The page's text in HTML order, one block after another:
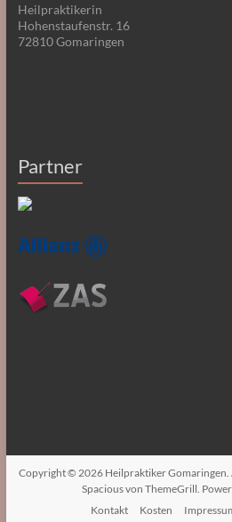
Heilpraktikerin
Hohenstaufenstr. 16
72810 Gomaringen
Partner
Copyright © 2026 Heilpraktiker Gomaringen.
Spaciousvon ThemeGrill.
Kontakt
Kosten